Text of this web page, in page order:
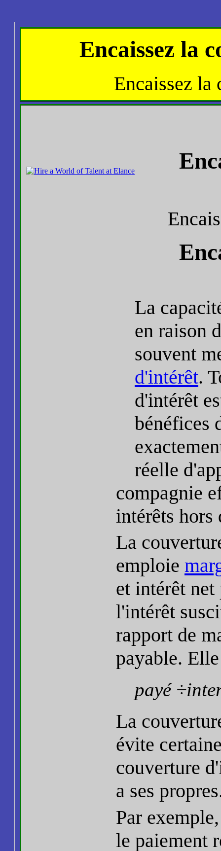
Encaissez la
Encaissez la
La
en raison
souvent
d'intérêt.
d'intérêt
bénéfices
réelle
compagnie
intérêts hors
La
emploie
et intérêt net
l'intérêt
rapport de
payable.
payé
La
évite
couverture
a ses
Par
le paiement